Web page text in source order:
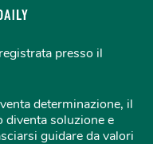
presso il
determinazione, il
diventa soluzione e
guidare da valori